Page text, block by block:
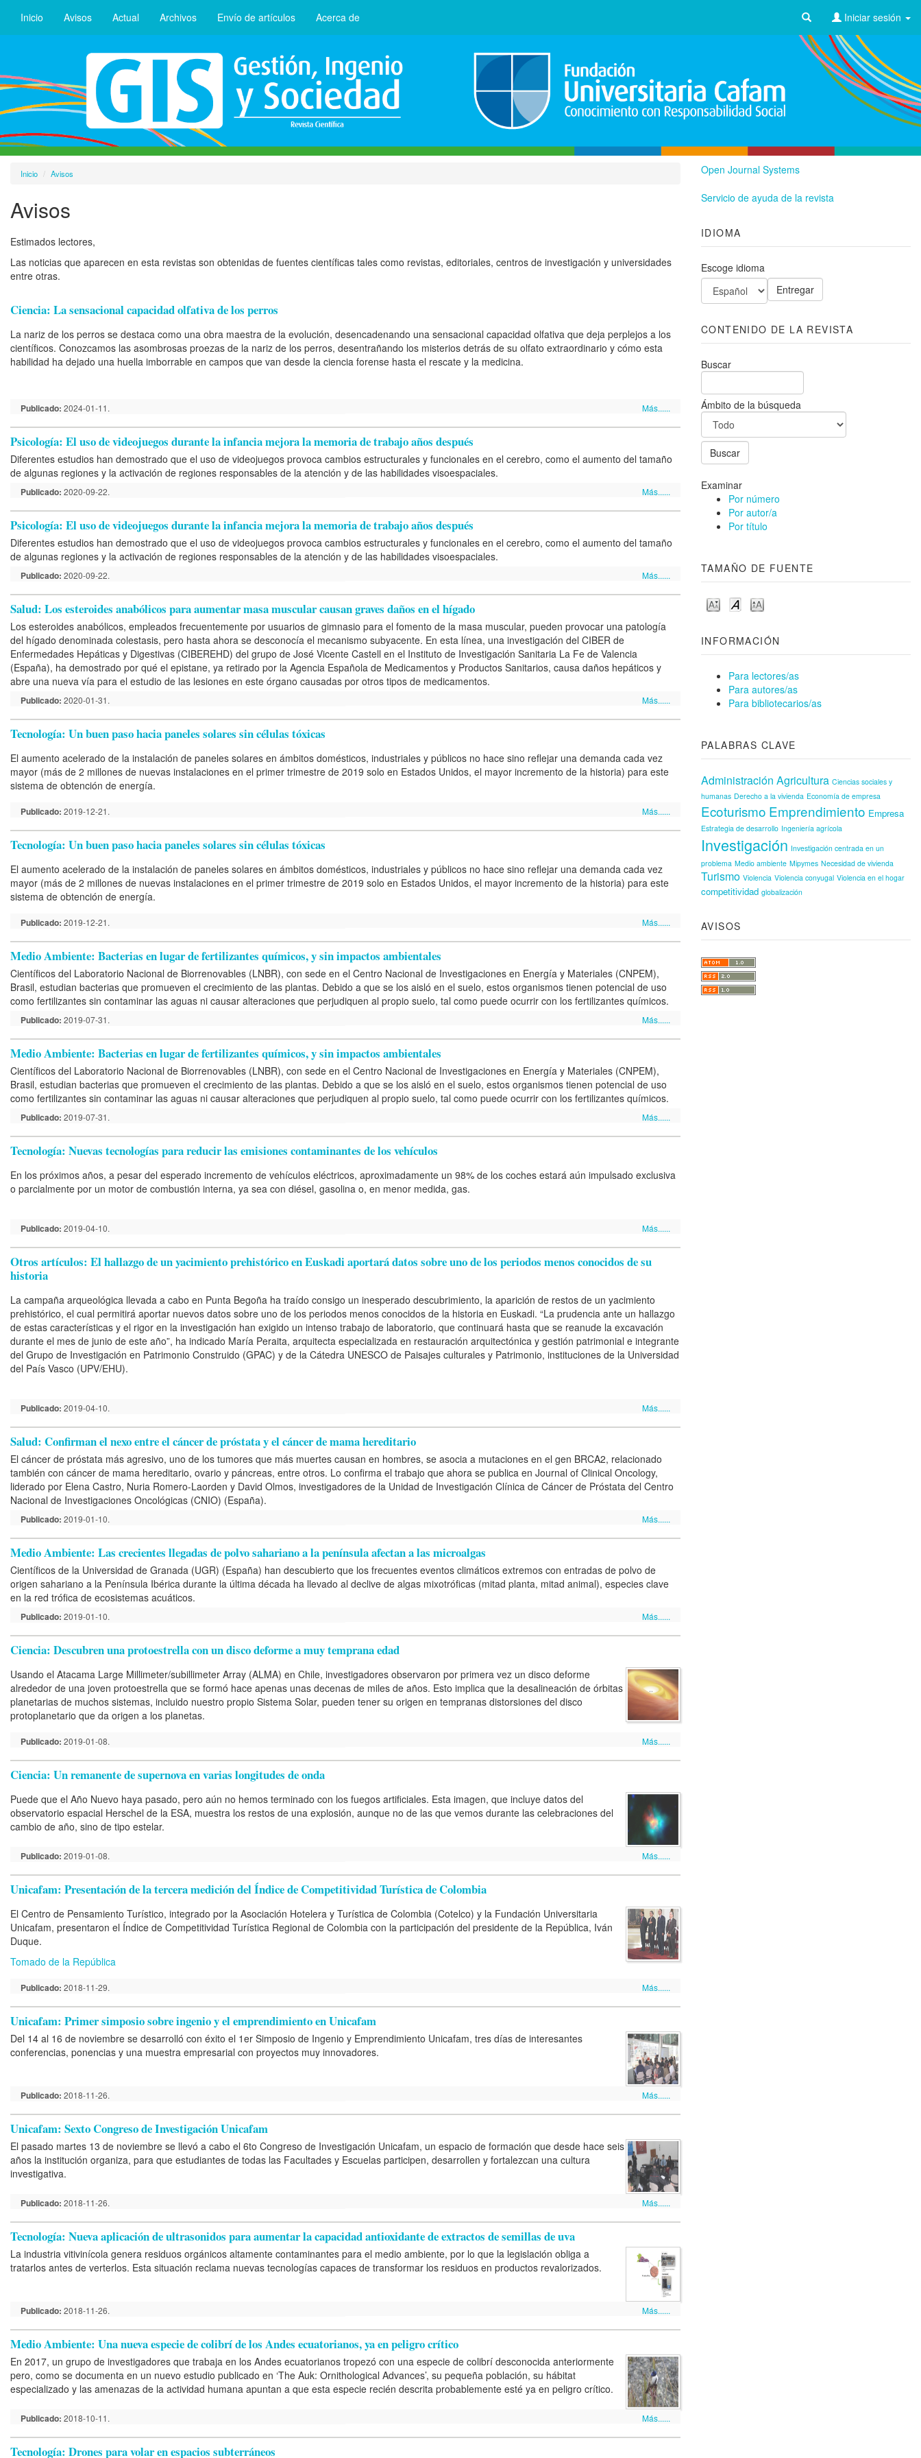
Inicio Avisos Actual Archivos Envío de artículos Acerca de Iniciar sesión
Inicio Avisos
Avisos
Estimados lectores,
Las noticias que aparecen en esta revistas son obtenidas de fuentes científicas tales como revistas, editoriales, centros de investigación y universidades
entre otras.
Ciencia: La sensacional capacidad olfativa de los perros
La nariz de los perros se destaca como una obra maestra de la evolución, desencadenando una sensacional capacidad olfativa que deja perplejos a los
científicos. Conozcamos las asombrosas proezas de la nariz de los perros, desentrañando los misterios detrás de su olfato extraordinario y cómo esta
habilidad ha dejado una huella imborrable en campos que van desde la ciencia forense hasta el rescate y la medicina.
Publicado: 2024-01-11. Más......
Psicología: El uso de videojuegos durante la infancia mejora la memoria de trabajo años después
Diferentes estudios han demostrado que el uso de videojuegos provoca cambios estructurales y funcionales en el cerebro, como el aumento del tamaño
de algunas regiones y la activación de regiones responsables de la atención y de las habilidades visoespaciales.
Publicado: 2020-09-22. Más......
Psicología: El uso de videojuegos durante la infancia mejora la memoria de trabajo años después
Diferentes estudios han demostrado que el uso de videojuegos provoca cambios estructurales y funcionales en el cerebro, como el aumento del tamaño
de algunas regiones y la activación de regiones responsables de la atención y de las habilidades visoespaciales.
Publicado: 2020-09-22. Más......
Salud: Los esteroides anabólicos para aumentar masa muscular causan graves daños en el hígado
Los esteroides anabólicos, empleados frecuentemente por usuarios de gimnasio para el fomento de la masa muscular, pueden provocar una patología
del hígado denominada colestasis, pero hasta ahora se desconocía el mecanismo subyacente. En esta línea, una investigación del CIBER de
Enfermedades Hepáticas y Digestivas (CIBEREHD) del grupo de José Vicente Castell en el Instituto de Investigación Sanitaria La Fe de Valencia
(España), ha demostrado por qué el epistane, ya retirado por la Agencia Española de Medicamentos y Productos Sanitarios, causa daños hepáticos y
abre una nueva vía para el estudio de las lesiones en este órgano causadas por otros tipos de medicamentos.
Publicado: 2020-01-31. Más......
Tecnología: Un buen paso hacia paneles solares sin células tóxicas
El aumento acelerado de la instalación de paneles solares en ámbitos domésticos, industriales y públicos no hace sino reflejar una demanda cada vez
mayor (más de 2 millones de nuevas instalaciones en el primer trimestre de 2019 solo en Estados Unidos, el mayor incremento de la historia) para este
sistema de obtención de energía.
Publicado: 2019-12-21. Más......
Tecnología: Un buen paso hacia paneles solares sin células tóxicas
El aumento acelerado de la instalación de paneles solares en ámbitos domésticos, industriales y públicos no hace sino reflejar una demanda cada vez
mayor (más de 2 millones de nuevas instalaciones en el primer trimestre de 2019 solo en Estados Unidos, el mayor incremento de la historia) para este
sistema de obtención de energía.
Publicado: 2019-12-21. Más......
Medio Ambiente: Bacterias en lugar de fertilizantes químicos, y sin impactos ambientales
Científicos del Laboratorio Nacional de Biorrenovables (LNBR), con sede en el Centro Nacional de Investigaciones en Energía y Materiales (CNPEM),
Brasil, estudian bacterias que promueven el crecimiento de las plantas. Debido a que se los aisló en el suelo, estos organismos tienen potencial de uso
como fertilizantes sin contaminar las aguas ni causar alteraciones que perjudiquen al propio suelo, tal como puede ocurrir con los fertilizantes químicos.
Publicado: 2019-07-31. Más......
Medio Ambiente: Bacterias en lugar de fertilizantes químicos, y sin impactos ambientales
Científicos del Laboratorio Nacional de Biorrenovables (LNBR), con sede en el Centro Nacional de Investigaciones en Energía y Materiales (CNPEM),
Brasil, estudian bacterias que promueven el crecimiento de las plantas. Debido a que se los aisló en el suelo, estos organismos tienen potencial de uso
como fertilizantes sin contaminar las aguas ni causar alteraciones que perjudiquen al propio suelo, tal como puede ocurrir con los fertilizantes químicos.
Publicado: 2019-07-31. Más......
Tecnología: Nuevas tecnologías para reducir las emisiones contaminantes de los vehículos
En los próximos años, a pesar del esperado incremento de vehículos eléctricos, aproximadamente un 98% de los coches estará aún impulsado exclusiva
o parcialmente por un motor de combustión interna, ya sea con diésel, gasolina o, en menor medida, gas.
Publicado: 2019-04-10. Más......
Otros artículos: El hallazgo de un yacimiento prehistórico en Euskadi aportará datos sobre uno de los periodos menos conocidos de su
historia
La campaña arqueológica llevada a cabo en Punta Begoña ha traído consigo un inesperado descubrimiento, la aparición de restos de un yacimiento
prehistórico, el cual permitirá aportar nuevos datos sobre uno de los periodos menos conocidos de la historia en Euskadi. “La prudencia ante un hallazgo
de estas características y el rigor en la investigación han exigido un intenso trabajo de laboratorio, que continuará hasta que se reanude la excavación
durante el mes de junio de este año”, ha indicado María Peraita, arquitecta especializada en restauración arquitectónica y gestión patrimonial e integrante
del Grupo de Investigación en Patrimonio Construido (GPAC) y de la Cátedra UNESCO de Paisajes culturales y Patrimonio, instituciones de la Universidad
del País Vasco (UPV/EHU).
Publicado: 2019-04-10. Más......
Salud: Confirman el nexo entre el cáncer de próstata y el cáncer de mama hereditario
El cáncer de próstata más agresivo, uno de los tumores que más muertes causan en hombres, se asocia a mutaciones en el gen BRCA2, relacionado
también con cáncer de mama hereditario, ovario y páncreas, entre otros. Lo confirma el trabajo que ahora se publica en Journal of Clinical Oncology,
liderado por Elena Castro, Nuria Romero-Laorden y David Olmos, investigadores de la Unidad de Investigación Clínica de Cáncer de Próstata del Centro
Nacional de Investigaciones Oncológicas (CNIO) (España).
Publicado: 2019-01-10. Más......
Medio Ambiente: Las crecientes llegadas de polvo sahariano a la península afectan a las microalgas
Científicos de la Universidad de Granada (UGR) (España) han descubierto que los frecuentes eventos climáticos extremos con entradas de polvo de
origen sahariano a la Península Ibérica durante la última década ha llevado al declive de algas mixotróficas (mitad planta, mitad animal), especies clave
en la red trófica de ecosistemas acuáticos.
Publicado: 2019-01-10. Más......
Ciencia: Descubren una protoestrella con un disco deforme a muy temprana edad
Usando el Atacama Large Millimeter/subillimeter Array (ALMA) en Chile, investigadores observaron por primera vez un disco deforme
alrededor de una joven protoestrella que se formó hace apenas unas decenas de miles de años. Esto implica que la desalineación de órbitas
planetarias de muchos sistemas, incluido nuestro propio Sistema Solar, pueden tener su origen en tempranas distorsiones del disco
protoplanetario que da origen a los planetas.
Publicado: 2019-01-08. Más......
Ciencia: Un remanente de supernova en varias longitudes de onda
Puede que el Año Nuevo haya pasado, pero aún no hemos terminado con los fuegos artificiales. Esta imagen, que incluye datos del
observatorio espacial Herschel de la ESA, muestra los restos de una explosión, aunque no de las que vemos durante las celebraciones del
cambio de año, sino de tipo estelar.
Publicado: 2019-01-08. Más......
Unicafam: Presentación de la tercera medición del Índice de Competitividad Turística de Colombia
El Centro de Pensamiento Turístico, integrado por la Asociación Hotelera y Turística de Colombia (Cotelco) y la Fundación Universitaria
Unicafam, presentaron el Índice de Competitividad Turística Regional de Colombia con la participación del presidente de la República, Iván
Duque.
Tomado de la República
Publicado: 2018-11-29. Más......
Unicafam: Primer simposio sobre ingenio y el emprendimiento en Unicafam
Del 14 al 16 de noviembre se desarrolló con éxito el 1er Simposio de Ingenio y Emprendimiento Unicafam, tres días de interesantes
conferencias, ponencias y una muestra empresarial con proyectos muy innovadores.
Publicado: 2018-11-26. Más......
Unicafam: Sexto Congreso de Investigación Unicafam
El pasado martes 13 de noviembre se llevó a cabo el 6to Congreso de Investigación Unicafam, un espacio de formación que desde hace seis
años la institución organiza, para que estudiantes de todas las Facultades y Escuelas participen, desarrollen y fortalezcan una cultura
investigativa.
Publicado: 2018-11-26. Más......
Tecnología: Nueva aplicación de ultrasonidos para aumentar la capacidad antioxidante de extractos de semillas de uva
La industria vitivinícola genera residuos orgánicos altamente contaminantes para el medio ambiente, por lo que la legislación obliga a
tratarlos antes de verterlos. Esta situación reclama nuevas tecnologías capaces de transformar los residuos en productos revalorizados.
Publicado: 2018-11-26. Más......
Medio Ambiente: Una nueva especie de colibrí de los Andes ecuatorianos, ya en peligro crítico
En 2017, un grupo de investigadores que trabaja en los Andes ecuatorianos tropezó con una especie de colibrí desconocida anteriormente
pero, como se documenta en un nuevo estudio publicado en ‘The Auk: Ornithological Advances’, su pequeña población, su hábitat
especializado y las amenazas de la actividad humana apuntan a que esta especie recién descrita probablemente esté ya en peligro crítico.
Publicado: 2018-10-11. Más......
Tecnología: Drones para volar en espacios subterráneos
Open Journal Systems
Servicio de ayuda de la revista
IDIOMA
Escoge idioma
CONTENIDO DE LA REVISTA
Buscar
Ámbito de la búsqueda
Examinar
Por número
Por autor/a
Por título
TAMAÑO DE FUENTE
INFORMACIÓN
Para lectores/as
Para autores/as
Para bibliotecarios/as
PALABRAS CLAVE
Administración Agricultura Ciencias sociales y
humanas Derecho a la vivienda Economía de empresa
Ecoturismo Emprendimiento Empresa
Estrategia de desarrollo Ingeniería agrícola
Investigación Investigación centrada en un
problema Medio ambiente Mipymes Necesidad de vivienda
Turismo Violencia Violencia conyugal Violencia en el hogar
competitividad globalización
AVISOS